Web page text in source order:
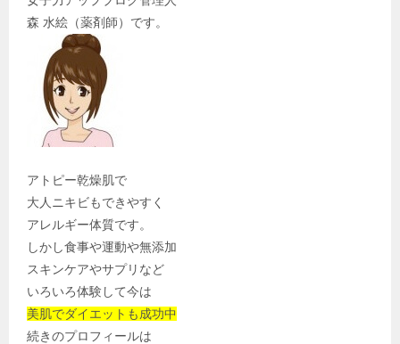
森 水絵（薬剤師）です。
アトピー乾燥肌で
大人ニキビもできやすく
アレルギー体質です。
しかし食事や運動や無添加
スキンケアやサプリなど
いろいろ体験して今は
美肌でダイエットも成功中
続きのプロフィールは